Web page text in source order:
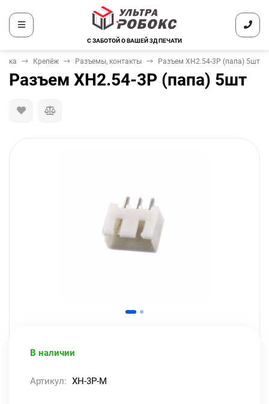
С ЗАБОТОЙ О ВАШЕЙ 3Д ПЕЧАТИ
Крепёж Разъемы, контакты Разъем XH2.54-3P (папа) 5шт
Разъем XH2.54-3P (папа) 5шт
В наличии
Артикул: XH-3P-M